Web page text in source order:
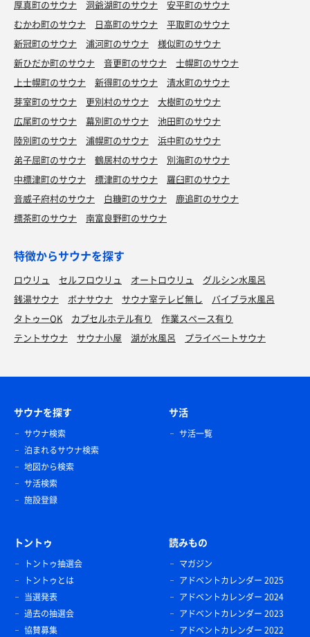
厚真町のサウナ
洞爺湖町のサウナ
安平町のサウナ
むかわ町のサウナ
日高町のサウナ
平取町のサウナ
新冠町のサウナ
浦河町のサウナ
様似町のサウナ
新ひだか町のサウナ
音更町のサウナ
士幌町のサウナ
上士幌町のサウナ
新得町のサウナ
清水町のサウナ
芽室町のサウナ
更別村のサウナ
大樹町のサウナ
広尾町のサウナ
幕別町のサウナ
池田町のサウナ
陸別町のサウナ
浦幌町のサウナ
浜中町のサウナ
弟子屈町のサウナ
鶴居村のサウナ
別海町のサウナ
中標津町のサウナ
標津町のサウナ
羅臼町のサウナ
音威子府村のサウナ
白糠町のサウナ
鹿追町のサウナ
標茶町のサウナ
南富良野町のサウナ
特徴からサウナを探す
ロウリュ セルフロウリュ オートロウリュ
グルシン水風呂
銭湯サウナ
ボナサウナ サウナ室テレビ無し
バイブラ水風呂
タトゥーOK
カプセルホテル有り
作業スペース有り
テントサウナ
サウナ小屋 湖が水風呂 プライベートサウナ
サウナを探す
サウナ検索
泊まれるサウナ検索
地図から検索
サ活検索
施設登録
サ活
サ活一覧
トントゥ
トントゥ抽選会
トントゥとは
当選発表
過去の抽選会
協賛募集
読みもの
マガジン
アドベントカレンダー 2025
アドベントカレンダー 2024
アドベントカレンダー 2023
アドベントカレンダー 2022